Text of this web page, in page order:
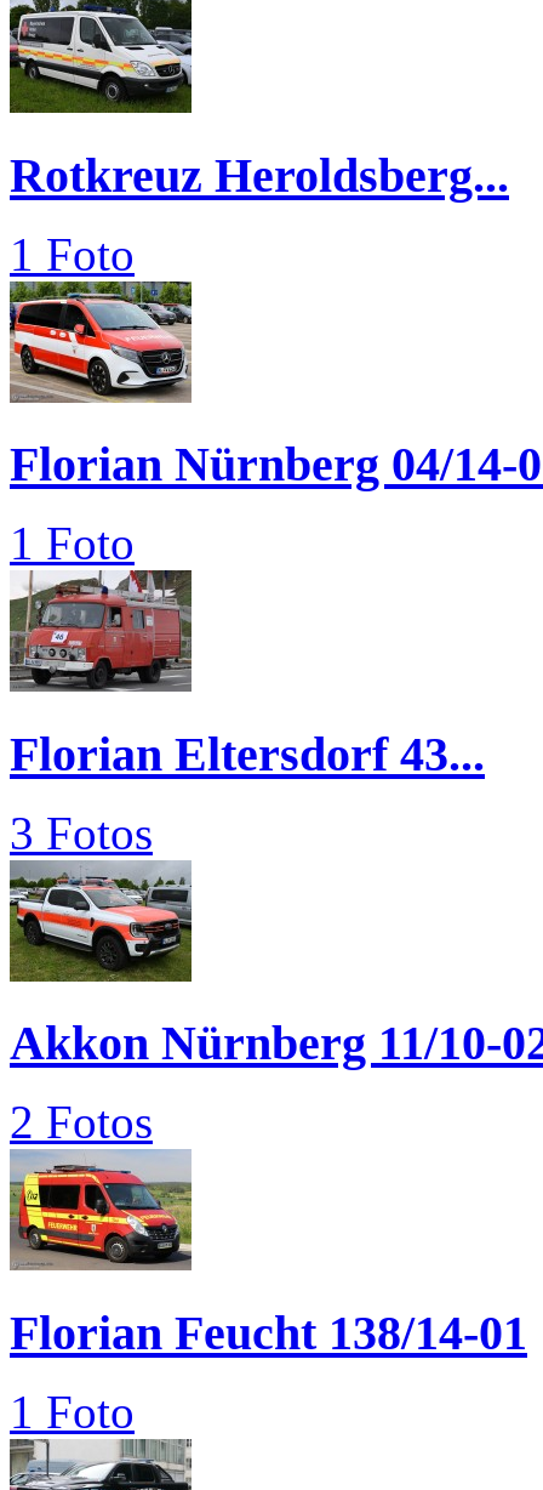
Rotkreuz Heroldsberg...
1 Foto
Florian Nürnberg 04/14-
1 Foto
Florian Eltersdorf 43...
3 Fotos
Akkon Nürnberg 11/10-
2 Fotos
Florian Feucht 138/14-01
1 Foto